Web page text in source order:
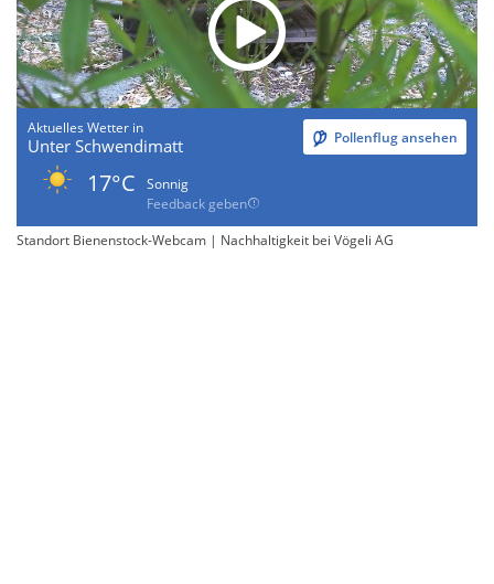
Aktuelles Wetter in
Unter Schwendimatt Pollenflug ansehen
17°C
Sonnig
Feedback geben
Standort Bienenstock-Webcam | Nachhaltigkeit bei Vögeli AG